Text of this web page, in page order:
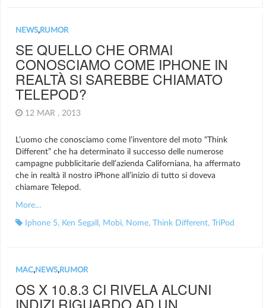
NEWS, RUMOR
SE QUELLO CHE ORMAI
CONOSCIAMO COME IPHONE IN
REALTÀ SI SAREBBE CHIAMATO
TELEPOD?
12 MAR , 2013
L’uomo che conosciamo come l’inventore del moto “Think
Different” che ha determinato il successo delle numerose
campagne pubblicitarie dell’azienda Californiana, ha affermato
che in realtà il nostro iPhone all’inizio di tutto si doveva
chiamare Telepod.
More…
Iphone 5, Ken Segall , Mobi, Nome, Think Different, TriPod
MAC,NEWS, RUMOR
OS X 10.8.3 CI RIVELA ALCUNI